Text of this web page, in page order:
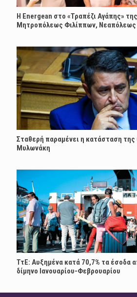
H Energean στο «Τραπέζι Αγάπης»
Μητροπόλεως Φιλίππων, Νεαπόλεως
Σταθερή παραμένει η κατάσταση της
Μυλωνάκη
ΤτΕ: Αυξημένα κατά 70,7% τα έσοδα
δίμηνο Ιανουαρίου-Φεβρουαρίου